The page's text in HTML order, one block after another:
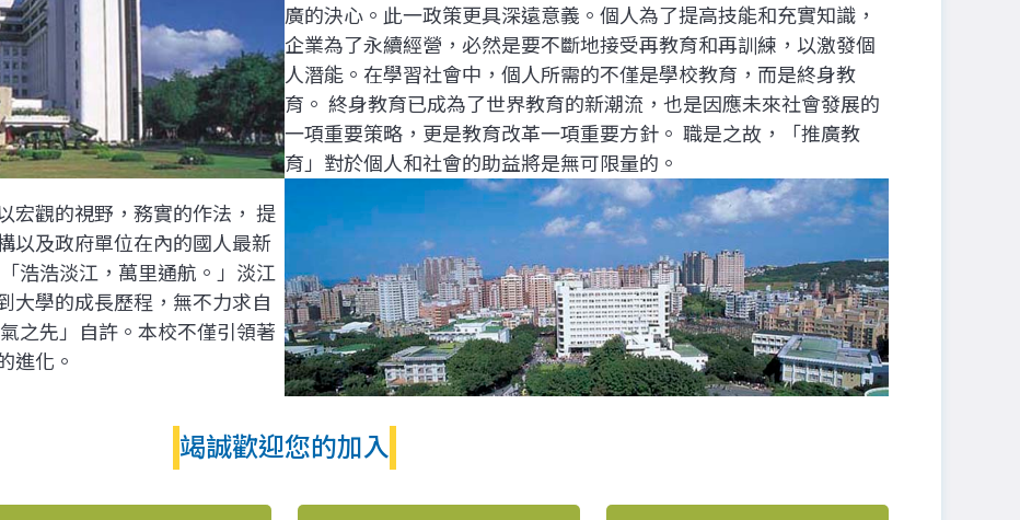
廣的決心。此一政策更具深遠意義。個人為了提高技能和充實知識，
企業為了永續經營，必然是要不斷地接受再教育和再訓練，以激發個
人潛能。在學習社會中，個人所需的不僅是學校教育，而是終身教
育。 終身教育已成為了世界教育的新潮流，也是因應未來社會發展的
一項重要策略，更是教育改革一項重要方針。 職是之故，「推廣教
育」對於個人和社會的助益將是無可限量的。
宏觀的視野，務實的作法， 提
以及政府單位在內的國人最新
浩浩淡江，萬里通航。」淡江
大學的成長歷程，無不力求自
之先」自許。本校不僅引領著
進化。
竭誠歡迎您的加入